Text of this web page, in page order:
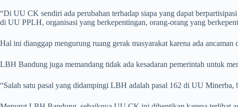
“Di UU CK sendiri ada perubahan terhadap siapa yang dapat
di UU PPLH, organisasi yang berkepentingan, orang-orang yang
Hal ini dianggap mengurung ruang gerak masyarakat karena ada
LBH Bandung juga memandang tidak ada kesadaran pemerintah untuk
“Salah satu pasal yang didampingi LBH adalah pasal 162 di UU